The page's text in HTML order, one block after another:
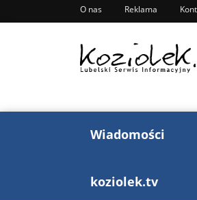
O nas Reklama
Wiadomości
koziolek.tv